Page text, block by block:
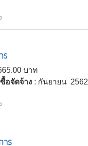
บาท
อจัดจ้าง : กันยายน 2562
ร